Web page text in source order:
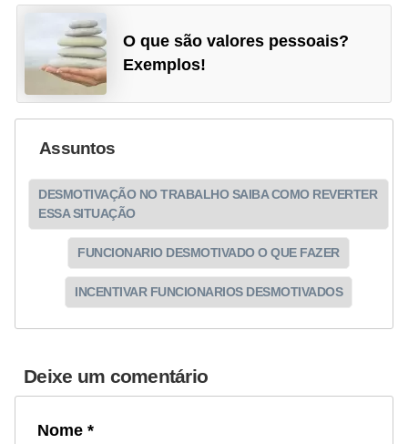
O que são valores pessoais?
Exemplos!
Assuntos
DESMOTIVAÇÃO NO TRABALHO SAIBA COMO REVERTER
ESSA SITUAÇÃO
FUNCIONARIO DESMOTIVADO O QUE FAZER
INCENTIVAR FUNCIONARIOS DESMOTIVADOS
Deixe um comentário
Nome *